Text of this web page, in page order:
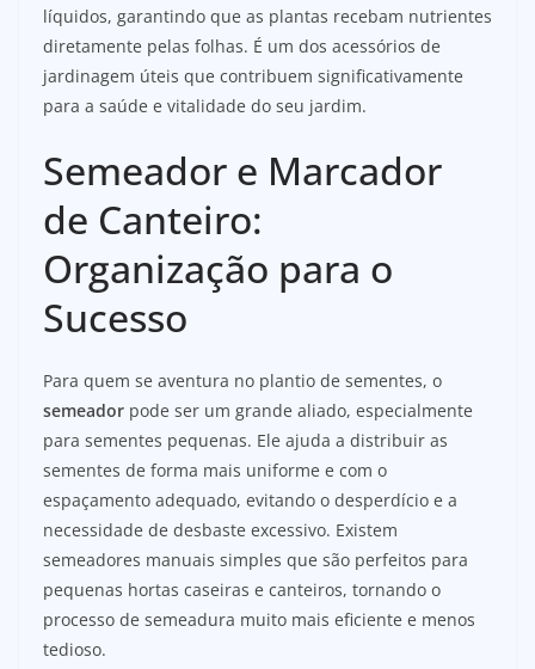
líquidos, garantindo que as plantas recebam nutrientes
diretamente pelas folhas. É um dos acessórios de
jardinagem úteis que contribuem significativamente
para a saúde e vitalidade do seu jardim.
Semeador e Marcador
de Canteiro:
Organização para o
Sucesso
Para quem se aventura no plantio de sementes, o
semeador pode ser um grande aliado, especialmente
para sementes pequenas. Ele ajuda a distribuir as
sementes de forma mais uniforme e com o
espaçamento adequado, evitando o desperdício e a
necessidade de desbaste excessivo. Existem
semeadores manuais simples que são perfeitos para
pequenas hortas caseiras e canteiros, tornando o
processo de semeadura muito mais eficiente e menos
tedioso.